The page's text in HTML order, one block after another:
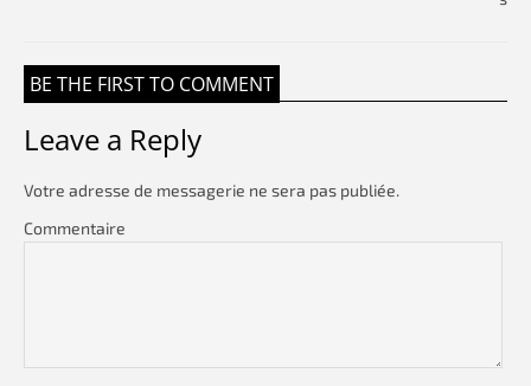
BE THE FIRST TO COMMENT
Leave a Reply
Votre adresse de messagerie ne sera pas publiée.
Commentaire